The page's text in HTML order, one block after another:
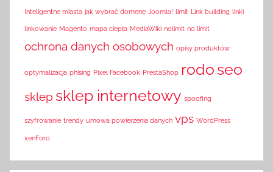
Inteligentne miasta jak wybrać domenę Joomla! limit Link building linki
linkowanie Magento mapa ciepła MediaWiki nolimit no limit
ochrona danych osobowych opisy produktów
optymalizacja phising Pixel Facebook PrestaShop rodo seo
sklep sklep internetowy spoofing
szyfrowanie trendy umowa powierzenia danych vps WordPress
xenForo